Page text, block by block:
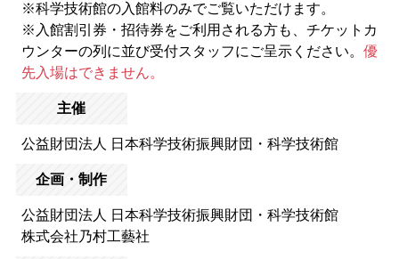
※科学技術館の入館料のみでご覧いただけます。
※入館割引券・招待券をご利用される方も、チケットカ
ウンターの列に並び受付スタッフにご呈示ください。 優
先入場はできません。
主催
公益財団法人 日本科学技術振興財団・科学技術館
企画・制作
公益財団法人 日本科学技術振興財団・科学技術館
株式会社乃村工藝社